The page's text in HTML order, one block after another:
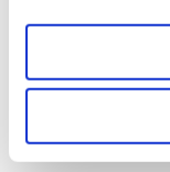
Ford FOCUS
2024